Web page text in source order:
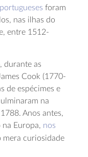
foram
nas ilhas do
entre 1512-
durante as
Cook (1770-
de espécimes e
na
Anos antes,
Europa, nos
mera curiosidade